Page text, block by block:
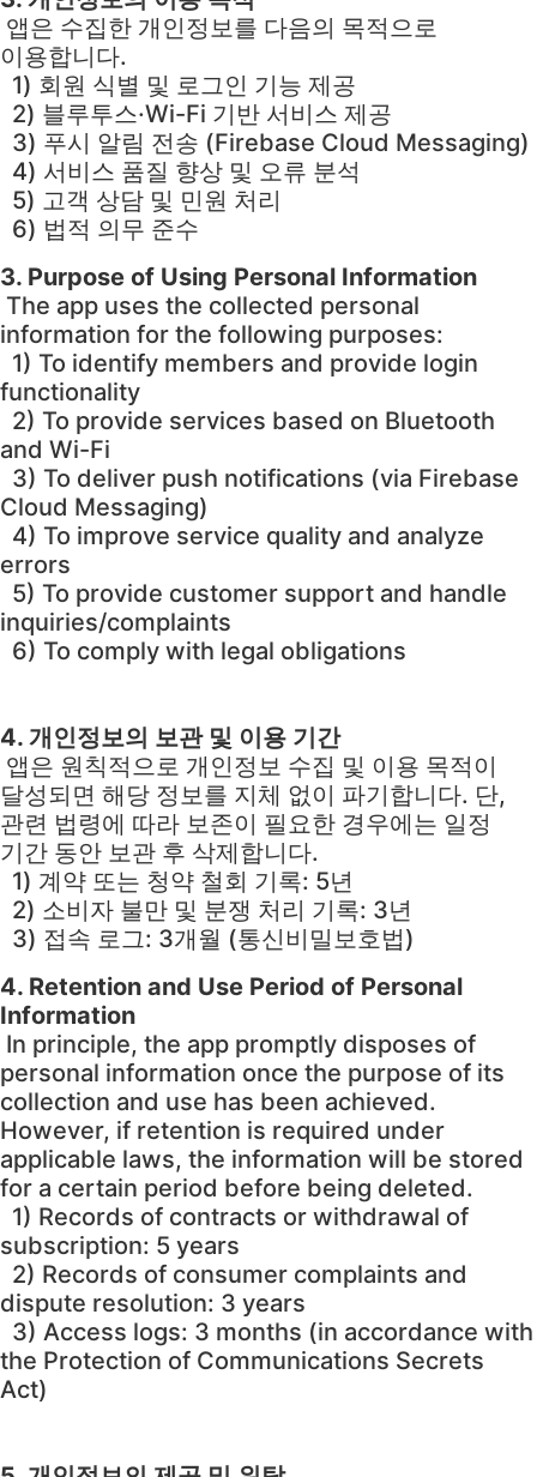
앱은 수집한 개인정보를 다음의 목적으로
이용합니다.
1) 회원 식별 및 로그인 기능 제공
2) 블루투스·Wi-Fi 기반 서비스 제공
3) 푸시 알림 전송 (Firebase Cloud Messaging)
4) 서비스 품질 향상 및 오류 분석
5) 고객 상담 및 민원 처리
6) 법적 의무 준수
3. Purpose of Using Personal Information
The app uses the collected personal
information for the following purposes:
1) To identify members and provide login
functionality
2) To provide services based on Bluetooth
and Wi-Fi
3) To deliver push notifications (via Firebase
Cloud Messaging)
4) To improve service quality and analyze
errors
5) To provide customer support and handle
inquiries/complaints
6) To comply with legal obligations
4. 개인정보의 보관 및 이용 기간
앱은 원칙적으로 개인정보 수집 및 이용 목적이
달성되면 해당 정보를 지체 없이 파기합니다. 단,
관련 법령에 따라 보존이 필요한 경우에는 일정
기간 동안 보관 후 삭제합니다.
1) 계약 또는 청약 철회 기록: 5년
2) 소비자 불만 및 분쟁 처리 기록: 3년
3) 접속 로그: 3개월 (통신비밀보호법)
4. Retention and Use Period of Personal
Information
In principle, the app promptly disposes of
personal information once the purpose of its
collection and use has been achieved.
However, if retention is required under
applicable laws, the information will be stored
for a certain period before being deleted.
1) Records of contracts or withdrawal of
subscription: 5 years
2) Records of consumer complaints and
dispute resolution: 3 years
3) Access logs: 3 months (in accordance with
the Protection of Communications Secrets
Act)